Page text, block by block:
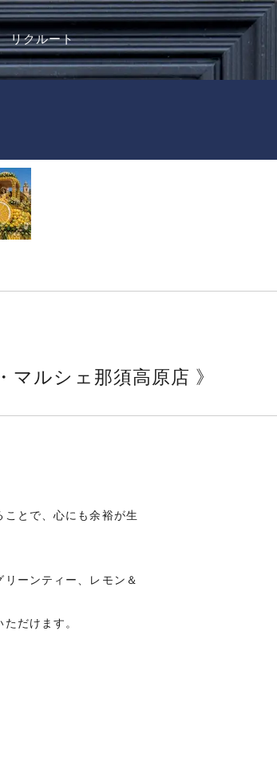
リクルート
ルシェ那須高原店 》
とで、心にも余裕が生
ーンティー、レモン＆
だけます。